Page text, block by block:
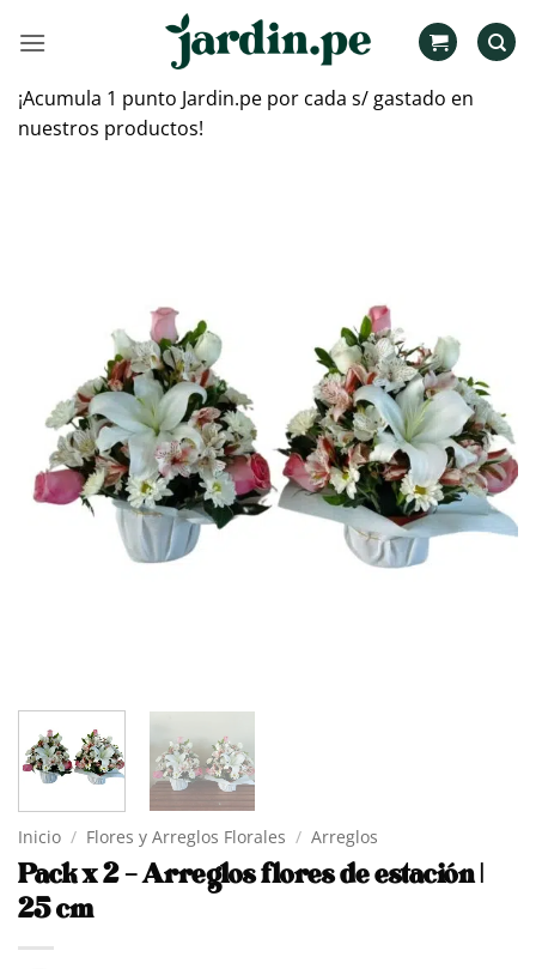
¡Acumula 1 punto Jardin.pe por cada s/ gastado en
nuestros productos!
Inicio / Flores y Arreglos Florales / Arreglos
Pack x 2 – Arreglos flores de estación |
25 cm